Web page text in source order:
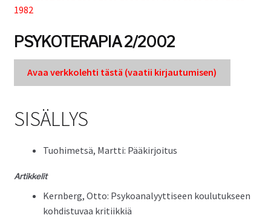
Tuki
Tilaa lehti
Kirjaudu sisään
1982
PSYKOTERAPIA 2/2002
Avaa verkkole­hti tästä (vaatii kir­jau­tu­misen)
SISÄLLYS
Tuo­himet­sä, Mart­ti: Pääkirjoitus
Artikke­lit
Kern­berg, Otto: Psyko­ana­lyyt­tiseen koulu­tuk­seen
kohdis­tu­vaa kritiikkiä